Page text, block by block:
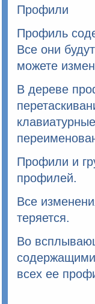
Профили
Профиль
Все они
можете
В дереве
Профили и
профилей.
Все
теряется.
Во
всех ее